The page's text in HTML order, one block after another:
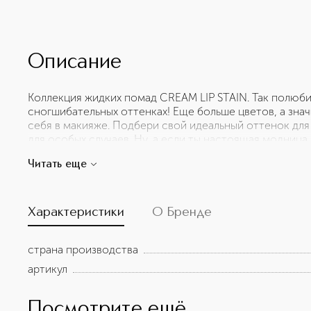
Описание
Коллекция жидких помад CREAM LIP STAIN. Так
сногшибательных оттенках! Еще больше цветов, а
себя в макияже. Подбери свой идеальный оттенок
для особых случаев. Ну, а если ты настоящая
жидкую текстуру, спустя несколько секунд после
удобному аппликатору. Чтобы твоим губам было
а также витамин Е, известный своими
Читать еще
Характеристики О Бренде
страна производства
артикул